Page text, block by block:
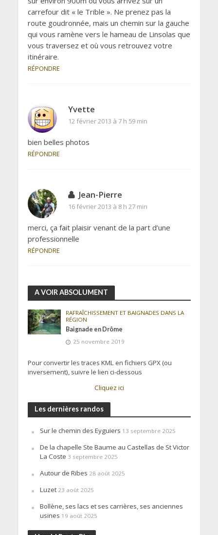
carrefour dit « le Trible ». Ne prenez pas la
route goudronnée, mais un chemin sur la gauche
qui vous ramène vers le hameau de Linsolas que
vous traversez et où vous retrouvez votre
itinéraire.
RÉPONDRE
Yvette
12 février 2013 à 7 h 59 min
bien belles photos
RÉPONDRE
Jean-Pierre
16 février 2013 à 8 h 27 min
merci, ça fait plaisir venant de la part d’une
professionnelle
RÉPONDRE
A VOIR ABSOLUMENT
RAFRAÎCHISSEMENT ET BAIGNADES DANS LA
RÉGION
Baignade en Drôme
25 novembre 2019
Pour convertir les traces KML en fichiers GPX (ou
inversement), suivre le lien ci-dessous
Cliquez ici
Les dernières randos
Sur le chemin des Eyguiers 13 septembre 2025
De la chapelle Ste Baume au Castellas de St Victor
La Coste 3 septembre 2025
Autour de Ribes 28 août 2025
Luzet 23 août 2025
Bollène, ses lacs et ses carrières, ses anciennes
usines 19 août 2025